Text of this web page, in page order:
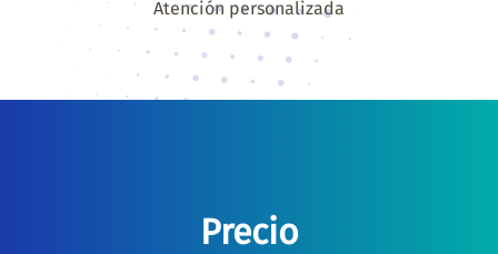
Atención personalizada
Precio